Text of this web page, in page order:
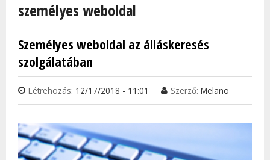
személyes weboldal
Személyes weboldal az álláskeresés
szolgálatában
Létrehozás: 12/17/2018 - 11:01 Szerző: Melano